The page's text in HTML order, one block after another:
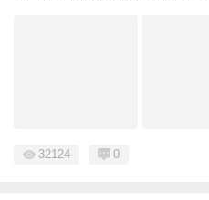
32124 0